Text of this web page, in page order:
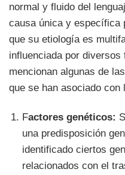
normal y fluido del
causa única y específica
que su etiología es
influenciada por
mencionan algunas de
que se han asociado con
Factores genéticos:
una predisposición
identificado ciertos
relacionados con el